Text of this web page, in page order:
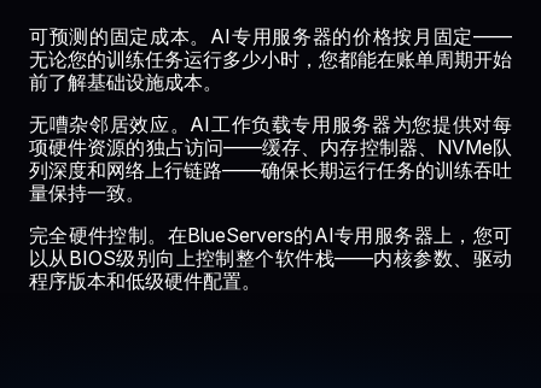
可预测的固定成本。AI专用服务器的价格按月固定——
无论您的训练任务运行多少小时，您都能在账单周期开始
前了解基础设施成本。
无嘈杂邻居效应。AI工作负载专用服务器为您提供对每
项硬件资源的独占访问——缓存、内存控制器、NVMe队
列深度和网络上行链路——确保长期运行任务的训练吞吐
量保持一致。
完全硬件控制。在BlueServers的AI专用服务器上，您可
以从BIOS级别向上控制整个软件栈——内核参数、驱动
程序版本和低级硬件配置。